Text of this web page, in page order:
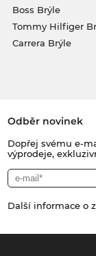
Boss Brýle
Tommy Hilfiger
Carrera Brýle
Odběr novinek
Dopřej svému e-
výprodeje,
Další informace o